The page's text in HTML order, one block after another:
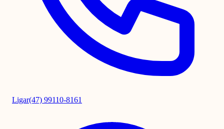
Ligar(47) 99110-8161